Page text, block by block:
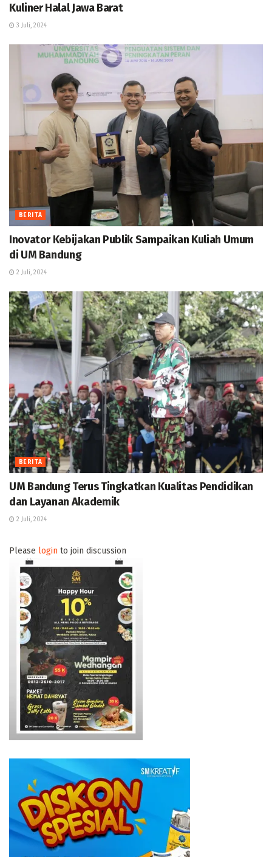
Kuliner Halal Jawa Barat
3 Juli, 2024
BERITA
Inovator Kebijakan Publik Sampaikan Kuliah Umum
di UM Bandung
2 Juli, 2024
BERITA
UM Bandung Terus Tingkatkan Kualitas Pendidikan
dan Layanan Akademik
2 Juli, 2024
Please login to join discussion